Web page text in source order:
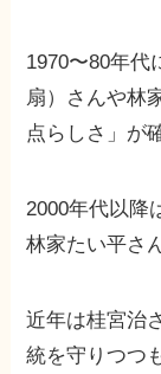
1970〜80年代
扇）さんや林
点らしさ」が
2000年代以降
林家たい平さ
近年は桂宮治
統を守りつつ